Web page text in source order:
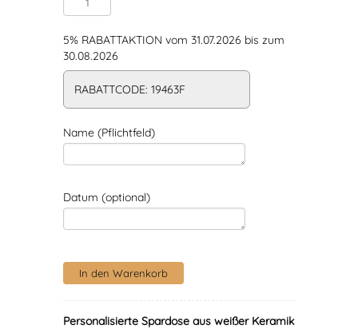
5% RABATTAKTION vom 31.07.2026 bis zum
30.08.2026
RABATTCODE: 19463F
Name (Pflichtfeld)
Datum (optional)
Personalisierte Spardose aus weißer Keramik